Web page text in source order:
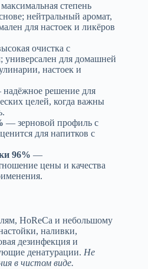
степень
нейтральный аромат,
для настоек и ликёров
очистка с
универсален для домашней
настоек и
решение для
целей, когда важны
— зерновой профиль с
для напитков с
96% —
цены и качества
HoReCa и небольшому
наливки,
дезинфекция и
денатурации. Не
в чистом виде.